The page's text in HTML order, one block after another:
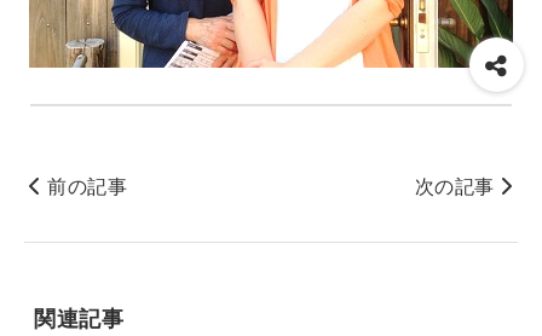
前の記事 次の記事
関連記事